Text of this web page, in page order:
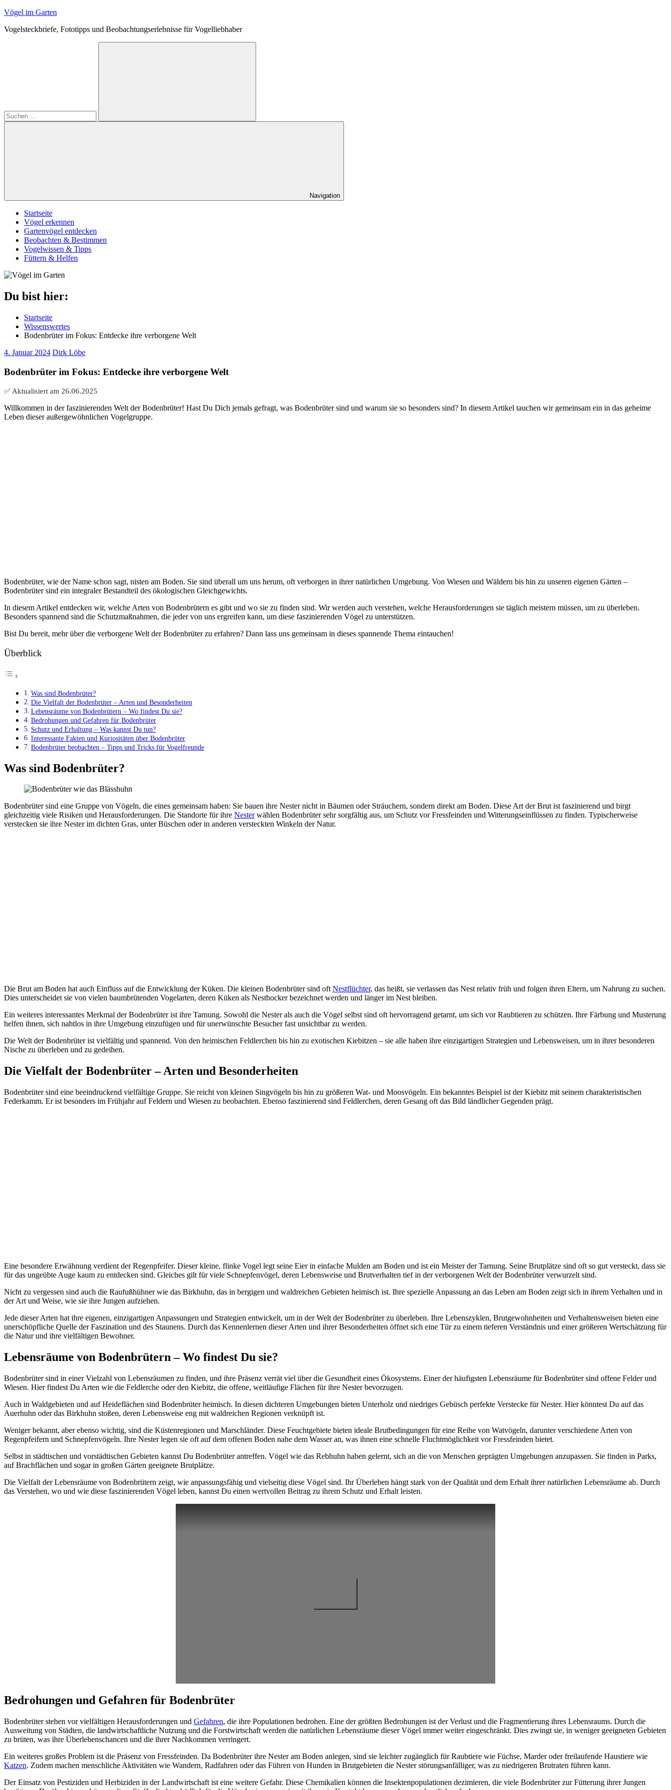
Zum
springen
Vögel im Garten
Vogelsteckbriefe, Fototipps und Beobachtungserlebnisse für Vogelliebhaber
Suchen
Navigation
Startseite
Vögel erkennen
Gartenvögel entdecken
Beobachten & Bestimmen
Vogelwissen & Tipps
Füttern & Helfen
Du bist hier:
Startseite
Wissenswertes
Bodenbrüter im Fokus: Entdecke ihre verborgene Welt
4. Januar 2024 Dirk Löbe
Bodenbrüter im Fokus: Entdecke ihre verborgene Welt
✅ Aktualisiert am 26.06.2025
Willkommen in der faszinierenden Welt der Bodenbrüter! Hast Du Dich jemals gefragt, was Bodenbrüter sind und warum sie so besonders sind? In diesem Artikel tauchen wir gemeinsam ein in das geheime
Leben dieser außergewöhnlichen Vogelgruppe.
Bodenbrüter, wie der Name schon sagt, nisten am Boden. Sie sind überall um uns herum, oft verborgen in ihrer natürlichen Umgebung. Von Wiesen und Wäldern bis hin zu unseren eigenen Gärten –
Bodenbrüter sind ein integraler Bestandteil des ökologischen Gleichgewichts.
In diesem Artikel entdecken wir, welche Arten von Bodenbrütern es gibt und wo sie zu finden sind. Wir werden auch verstehen, welche Herausforderungen sie täglich meistern müssen, um zu überleben.
Besonders spannend sind die Schutzmaßnahmen, die jeder von uns ergreifen kann, um diese faszinierenden Vögel zu unterstützen.
Bist Du bereit, mehr über die verborgene Welt der Bodenbrüter zu erfahren? Dann lass uns gemeinsam in dieses spannende Thema eintauchen!
Überblick
Was sind Bodenbrüter?
Die Vielfalt der Bodenbrüter – Arten und Besonderheiten
Lebensräume von Bodenbrütern – Wo findest Du sie?
Bedrohungen und Gefahren für Bodenbrüter
Schutz und Erhaltung – Was kannst Du tun?
Interessante Fakten und Kuriositäten über Bodenbrüter
Bodenbrüter beobachten – Tipps und Tricks für Vogelfreunde
Was sind Bodenbrüter?
Bodenbrüter sind eine Gruppe von Vögeln, die eines gemeinsam haben: Sie bauen ihre Nester nicht in Bäumen oder Sträuchern, sondern direkt am Boden. Diese Art der Brut ist faszinierend und birgt
gleichzeitig viele Risiken und Herausforderungen. Die Standorte für ihre Nesterwählen Bodenbrüter sehr sorgfältig aus, um Schutz vor Fressfeinden und Witterungseinflüssen zu finden. Typischerweise
verstecken sie ihre Nester im dichten Gras, unter Büschen oder in anderen versteckten Winkeln der Natur.
Die Brut am Boden hat auch Einfluss auf die Entwicklung der Küken. Die kleinen Bodenbrüter sind oftNestflüchter, das heißt, sie verlassen das Nest relativ früh und folgen ihren Eltern, um Nahrung zu suchen.
Dies unterscheidet sie von vielen baumbrütenden Vogelarten, deren Küken als Nesthocker bezeichnet werden und länger im Nest bleiben.
Ein weiteres interessantes Merkmal der Bodenbrüter ist ihre Tarnung. Sowohl die Nester als auch die Vögel selbst sind oft hervorragend getarnt, um sich vor Raubtieren zu schützen. Ihre Färbung und Musterung
helfen ihnen, sich nahtlos in ihre Umgebung einzufügen und für unerwünschte Besucher fast unsichtbar zu werden.
Die Welt der Bodenbrüter ist vielfältig und spannend. Von den heimischen Feldlerchen bis hin zu exotischen Kiebitzen – sie alle haben ihre einzigartigen Strategien und Lebensweisen, um in ihrer besonderen
Nische zu überleben und zu gedeihen.
Die Vielfalt der Bodenbrüter – Arten und Besonderheiten
Bodenbrüter sind eine beeindruckend vielfältige Gruppe. Sie reicht von kleinen Singvögeln bis hin zu größeren Wat- und Moosvögeln. Ein bekanntes Beispiel ist der Kiebitz mit seinem charakteristischen
Federkamm. Er ist besonders im Frühjahr auf Feldern und Wiesen zu beobachten. Ebenso faszinierend sind Feldlerchen, deren Gesang oft das Bild ländlicher Gegenden prägt.
Eine besondere Erwähnung verdient der Regenpfeifer. Dieser kleine, flinke Vogel legt seine Eier in einfache Mulden am Boden und ist ein Meister der Tarnung. Seine Brutplätze sind oft so gut versteckt, dass sie
für das ungeübte Auge kaum zu entdecken sind. Gleiches gilt für viele Schnepfenvögel, deren Lebensweise und Brutverhalten tief in der verborgenen Welt der Bodenbrüter verwurzelt sind.
Nicht zu vergessen sind auch die Raufußhühner wie das Birkhuhn, das in bergigen und waldreichen Gebieten heimisch ist. Ihre spezielle Anpassung an das Leben am Boden zeigt sich in ihrem Verhalten und in
der Art und Weise, wie sie ihre Jungen aufziehen.
Jede dieser Arten hat ihre eigenen, einzigartigen Anpassungen und Strategien entwickelt, um in der Welt der Bodenbrüter zu überleben. Ihre Lebenszyklen, Brutgewohnheiten und Verhaltensweisen bieten eine
unerschöpfliche Quelle der Faszination und des Staunens. Durch das Kennenlernen dieser Arten und ihrer Besonderheiten öffnet sich eine Tür zu einem tieferen Verständnis und einer größeren Wertschätzung für
die Natur und ihre vielfältigen Bewohner.
Lebensräume von Bodenbrütern – Wo findest Du sie?
Bodenbrüter sind in einer Vielzahl von Lebensräumen zu finden, und ihre Präsenz verrät viel über die Gesundheit eines Ökosystems. Einer der häufigsten Lebensräume für Bodenbrüter sind offene Felder und
Wiesen. Hier findest Du Arten wie die Feldlerche oder den Kiebitz, die offene, weitläufige Flächen für ihre Nester bevorzugen.
Auch in Waldgebieten und auf Heideflächen sind Bodenbrüter heimisch. In diesen dichteren Umgebungen bieten Unterholz und niedriges Gebüsch perfekte Verstecke für Nester. Hier könntest Du auf das
Auerhuhn oder das Birkhuhn stoßen, deren Lebensweise eng mit waldreichen Regionen verknüpft ist.
Weniger bekannt, aber ebenso wichtig, sind die Küstenregionen und Marschländer. Diese Feuchtgebiete bieten ideale Brutbedingungen für eine Reihe von Watvögeln, darunter verschiedene Arten von
Regenpfeifern und Schnepfenvögeln. Ihre Nester legen sie oft auf dem offenen Boden nahe dem Wasser an, was ihnen eine schnelle Fluchtmöglichkeit vor Fressfeinden bietet.
Selbst in städtischen und vorstädtischen Gebieten kannst Du Bodenbrüter antreffen. Vögel wie das Rebhuhn haben gelernt, sich an die von Menschen geprägten Umgebungen anzupassen. Sie finden in Parks,
auf Brachflächen und sogar in großen Gärten geeignete Brutplätze.
Die Vielfalt der Lebensräume von Bodenbrütern zeigt, wie anpassungsfähig und vielseitig diese Vögel sind. Ihr Überleben hängt stark von der Qualität und dem Erhalt ihrer natürlichen Lebensräume ab. Durch
das Verstehen, wo und wie diese faszinierenden Vögel leben, kannst Du einen wertvollen Beitrag zu ihrem Schutz und Erhalt leisten.
Bedrohungen und Gefahren für Bodenbrüter
Bodenbrüter stehen vor vielfältigen Herausforderungen und Gefahren, die ihre Populationen bedrohen. Eine der größten Bedrohungen ist der Verlust und die Fragmentierung ihres Lebensraums. Durch die
Ausweitung von Städten, die landwirtschaftliche Nutzung und die Forstwirtschaft werden die natürlichen Lebensräume dieser Vögel immer weiter eingeschränkt. Dies zwingt sie, in weniger geeigneten Gebieten
zu brüten, was ihre Überlebenschancen und die ihrer Nachkommen verringert.
Ein weiteres großes Problem ist die Präsenz von Fressfeinden. Da Bodenbrüter ihre Nester am Boden anlegen, sind sie leichter zugänglich für Raubtiere wie Füchse, Marder oder freilaufende Haustiere wie
Katzen. Zudem machen menschliche Aktivitäten wie Wandern, Radfahren oder das Führen von Hunden in Brutgebieten die Nester störungsanfälliger, was zu niedrigeren Brutraten führen kann.
Der Einsatz von Pestiziden und Herbiziden in der Landwirtschaft ist eine weitere Gefahr. Diese Chemikalien können die Insektenpopulationen dezimieren, die viele Bodenbrüter zur Fütterung ihrer Jungen